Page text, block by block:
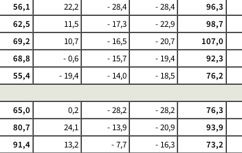
56,1 22,2 - 28,4 - 28,4 96,3
62,5 11,5 - 17,3 - 22,9 98,7
69,2 10,7 - 16,5 - 20,7 107,0
68,8 - 0,6 - 15,7 - 19,4 92,3
55,4 - 19,4 - 14,0 - 18,5 76,2
65,0 0,2 - 28,2 - 28,2 76,3
80,7 24,1 - 13,9 - 20,9 93,9
91,4 13,2 - 7,7 - 16,3 73,2